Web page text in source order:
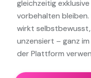
gleichzeitig
vorbehalten
wirkt
unzensiert – ganz
der Plattform